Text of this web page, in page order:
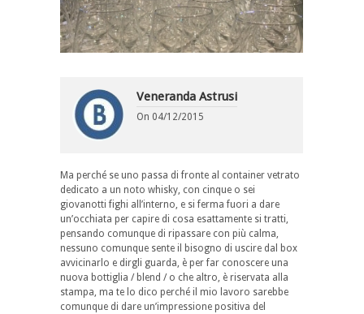
Veneranda Astrusi
On 04/12/2015
Ma perché se uno passa di fronte al container vetrato
dedicato a un noto whisky, con cinque o sei
giovanotti fighi all’interno, e si ferma fuori a dare
un’occhiata per capire di cosa esattamente si tratti,
pensando comunque di ripassare con più calma,
nessuno comunque sente il bisogno di uscire dal box
avvicinarlo e dirgli guarda, è per far conoscere una
nuova bottiglia / blend / o che altro, è riservata alla
stampa, ma te lo dico perché il mio lavoro sarebbe
comunque di dare un’impressione positiva del